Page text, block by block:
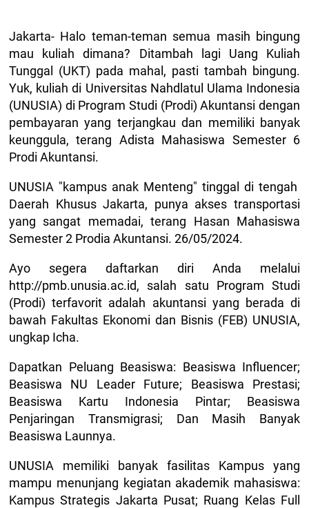
Jakarta- Halo teman-teman semua masih bingung
mau kuliah dimana? Ditambah lagi Uang Kuliah
Tunggal (UKT) pada mahal, pasti tambah bingung.
Yuk, kuliah di Universitas Nahdlatul Ulama Indonesia
(UNUSIA) di Program Studi (Prodi) Akuntansi dengan
pembayaran yang terjangkau dan memiliki banyak
keunggula, terang Adista Mahasiswa Semester 6
Prodi Akuntansi.
UNUSIA "kampus anak Menteng" tinggal di tengah
Daerah Khusus Jakarta, punya akses transportasi
yang sangat memadai, terang Hasan Mahasiswa
Semester 2 Prodia Akuntansi. 26/05/2024.
Ayo segera daftarkan diri Anda melalui
http://pmb.unusia.ac.id, salah satu Program Studi
(Prodi) terfavorit adalah akuntansi yang berada di
bawah Fakultas Ekonomi dan Bisnis (FEB) UNUSIA,
ungkap Icha.
Dapatkan Peluang Beasiswa: Beasiswa Influencer;
Beasiswa NU Leader Future; Beasiswa Prestasi;
Beasiswa Kartu Indonesia Pintar; Beasiswa
Penjaringan Transmigrasi; Dan Masih Banyak
Beasiswa Launnya.
UNUSIA memiliki banyak fasilitas Kampus yang
mampu menunjang kegiatan akademik mahasiswa:
Kampus Strategis Jakarta Pusat; Ruang Kelas Full